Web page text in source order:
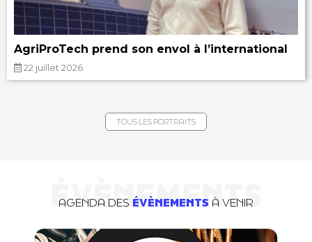
AgriProTech prend son envol à l’international
22 juillet 2026
TOUS LES PORTRAITS
ÉVÈNEMENTS
AGENDA DES ÉVÈNEMENTS À VENIR